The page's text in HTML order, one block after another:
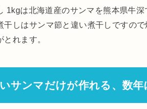
1kgは北海道産のサンマを熊本県牛
干しはサンマ節と違い煮干しですの
とれます。
サンマだけが作れる、数年